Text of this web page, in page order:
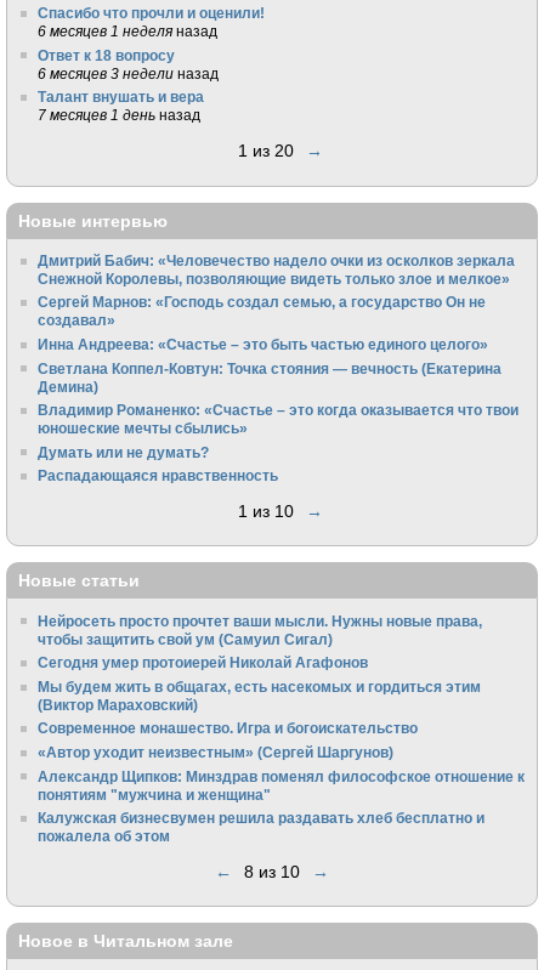
Спасибо что прочли и оценили!
6 месяцев 1 неделя назад
Ответ к 18 вопросу
6 месяцев 3 недели назад
Талант внушать и вера
7 месяцев 1 день назад
1 из 20 →
Новые интервью
Дмитрий Бабич: «Человечество надело очки из осколков зеркала
Снежной Королевы, позволяющие видеть только злое и мелкое»
Сергей Марнов: «Господь создал семью, а государство Он не
создавал»
Инна Андреева: «Счастье – это быть частью единого целого»
Светлана Коппел-Ковтун: Точка стояния — вечность (Екатерина
Демина)
Владимир Романенко: «Счастье – это когда оказывается что твои
юношеские мечты сбылись»
Думать или не думать?
Распадающаяся нравственность
1 из 10 →
Новые статьи
Нейросеть просто прочтет ваши мысли. Нужны новые права,
чтобы защитить свой ум (Самуил Сигал)
Сегодня умер протоиерей Николай Агафонов
Мы будем жить в общагах, есть насекомых и гордиться этим
(Виктор Мараховский)
Cовременное монашество. Игра и богоискательство
«Автор уходит неизвестным» (Сергей Шаргунов)
Александр Щипков: Минздрав поменял философское отношение к
понятиям "мужчина и женщина"
Калужская бизнесвумен решила раздавать хлеб бесплатно и
пожалела об этом
← 8 из 10 →
Новое в Читальном зале